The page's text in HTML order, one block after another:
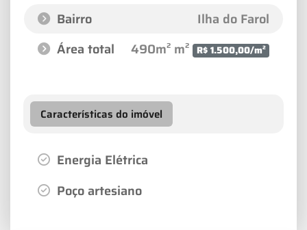
Bairro
Ilha do Farol
Área total
490m² m² R$ 1.500,00/m²
Características do imóvel
Energia Elétrica
Poço artesiano